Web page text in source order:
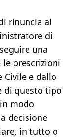
rinuncia al
di
una
prescrizioni
Civile e dallo
di questo tipo
modo
decisione
in tutto o